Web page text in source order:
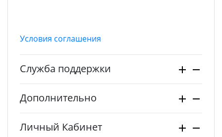
Условия соглашения
Служба поддержки
Дополнительно
Личный Кабинет